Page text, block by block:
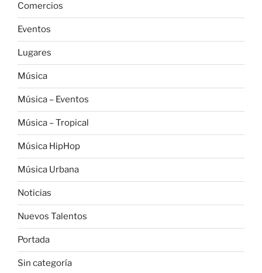
Comercios
Eventos
Lugares
Música
Música – Eventos
Música – Tropical
Música HipHop
Música Urbana
Noticias
Nuevos Talentos
Portada
Sin categoría